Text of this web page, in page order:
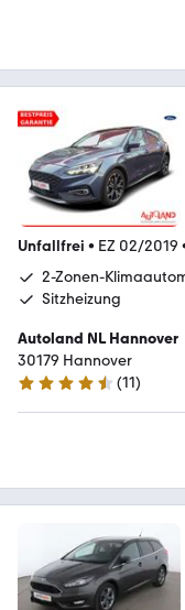
Unfallfrei • EZ 02/2019
2-Zonen-
Sitzheizung
Autoland NL Hannover
30179 Hannover
4.7 Sterne
(11)